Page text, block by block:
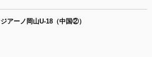
アーノ岡山U-18（中国②）